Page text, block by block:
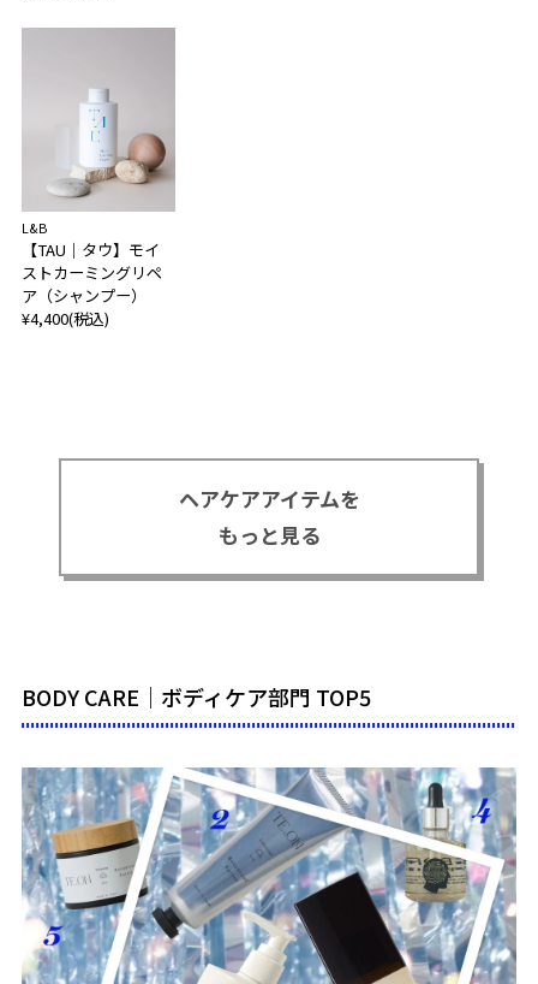
L&B
【TAU｜タウ】モイ
ストカーミングリペ
ア（シャンプー）
¥4,400(税込)
ヘアケアアイテムを
もっと見る
BODY CARE｜ボディケア部門 TOP5